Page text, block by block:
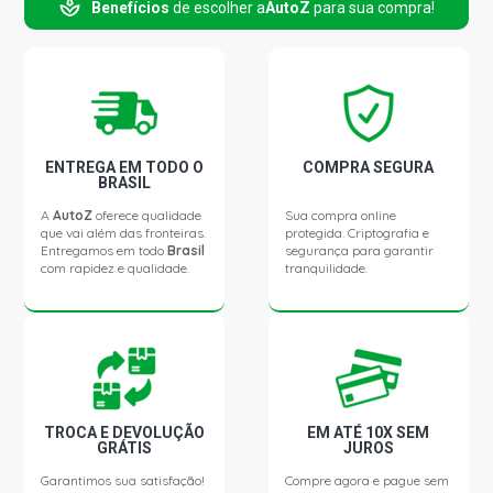
TORO BLACKJACK PICKUP 2.4 16V TIGERSHARK FLEX
(2018 - 2019)
TORO ENDURANCE PICKUP 1.8 16V E-TORQ FLEX (2018 -
TORO FREEDOM ROAD PICKUP 1.8 16V E-TORQ FLEX
(2018 - 2019)
TORO VOLCANO PICKUP 2.4 16V TIGERSHARK FLEX
(2019 - 2021)
TORO RANCH PICKUP 2.0 16V MULTIJET II TURBO DIESEL
TORO ULTRA PICKUP 2.0 16V MULTIJET II TURBO DIESEL
(2020 - 2021)
DIESEL (2020 - 2021)
Benefícios de escolher aAutoZ para sua compra!
ENTREGA EM TODO O
BRASIL
AAutoZ oferece qualidade
que vai além das fronteiras.
Entregamos em todoBrasil
com rapidez e qualidade.
COMPRA SEGURA
Sua compra online
protegida. Criptografia e
segurança para garantir
tranquilidade.
TROCA E DEVOLUÇÃO
GRÁTIS
Garantimos sua satisfação!
EM ATÉ 10X SEM
JUROS
Compre agora e pague sem